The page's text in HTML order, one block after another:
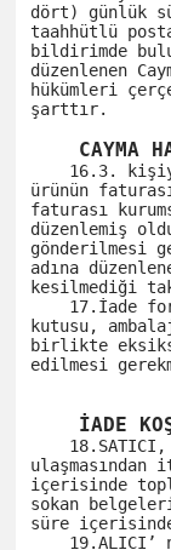
dört) günlük
taahhütlü
bildirimde
düzenlenen
hükümleri
şarttır.
ürünün
faturası
düzenlemiş
gönderilmesi
adına
kesilmediği
kutusu,
birlikte
edilmesi
İADE
içerisinde
sokan
süre